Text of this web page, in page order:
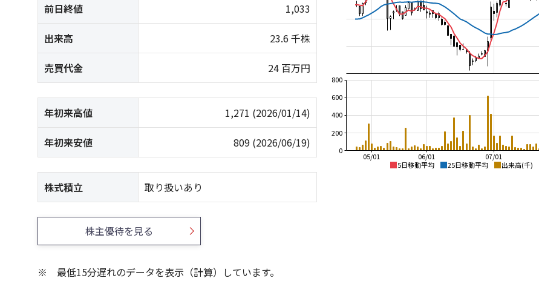
前日終値 1,033
出来高 23.6 千株
売買代金 24 百万円
年初来高値 1,271 (2026/01/14)
年初来安値 809 (2026/06/19)
株式積立 取り扱いあり
5日移動平均 25日移動平均 出来高(千)
07/01
06/01
05/01
0
200
400
600
800
株主優待を見る
最低15分遅れのデータを表示（計算）しています。